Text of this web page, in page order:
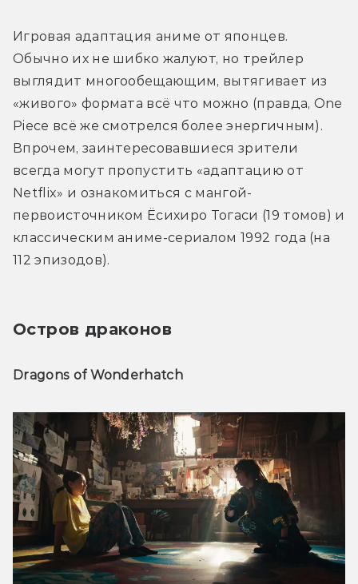
Игровая адаптация аниме от японцев.
Обычно их не шибко жалуют, но трейлер
выглядит многообещающим, вытягивает из
«живого» формата всё что можно (правда, One
Piece всё же смотрелся более энергичным).
Впрочем, заинтересовавшиеся зрители
всегда могут пропустить «адаптацию от
Netflix» и ознакомиться с мангой-
первоисточником Ёсихиро Тогаси (19 томов) и
классическим аниме-сериалом 1992 года (на
112 эпизодов).
Остров драконов
Dragons of Wonderhatch